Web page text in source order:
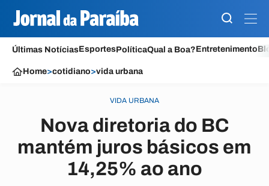
Últimas NotíciasEsportesPolíticaQual a Boa?Entretenimento
Home>cotidiano>vida urbana
VIDA URBANA
Nova diretoria do BC
mantém juros básicos em
14,25% ao ano